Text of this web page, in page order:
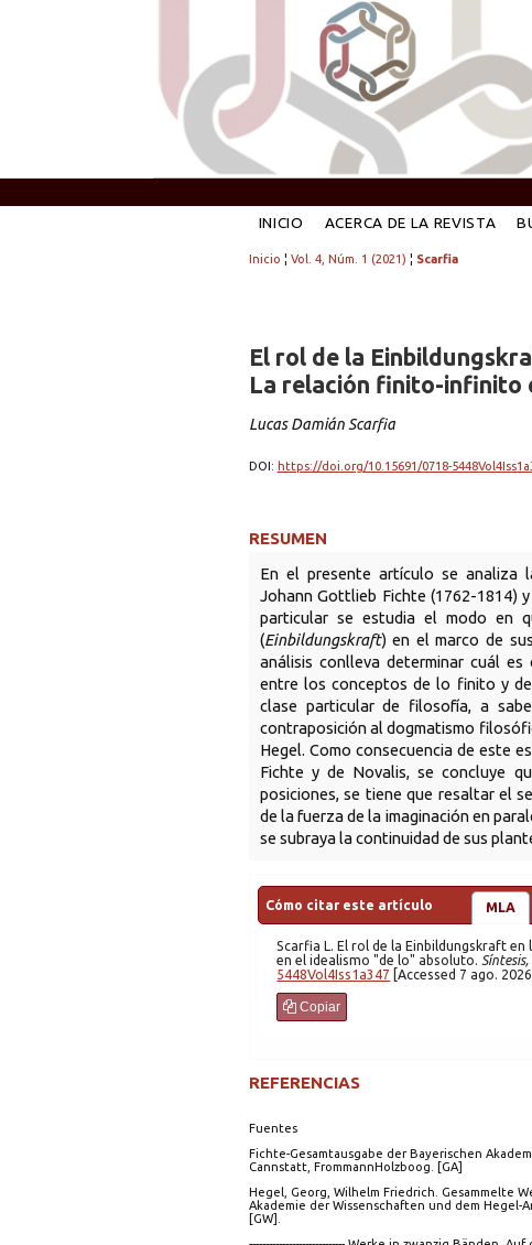
INICIO ACERCA DE LA REVISTA
Inicio ¦ Vol. 4, Núm. 1 (2021) ¦ Scarfia
El rol de la
La relación finito-infinito
Lucas Damián Scarfia
DOI: https://doi.org/10.15691/0718-
RESUMEN
En el presente artículo se
Johann Gottlieb Fichte (1762-1814)
particular se estudia el modo en
(Einbildungskraft) en el marco de
análisis conlleva determinar cuál
entre los conceptos de lo finito y
clase particular de filosofía, a
contraposición al dogmatismo
Hegel. Como consecuencia de este
Fichte y de Novalis, se concluye
posiciones, se tiene que resaltar el
de la fuerza de la imaginación en
se subraya la continuidad de sus
Cómo citar este artículo MLA
Scarfia L. El rol de la Einbildungskraft en la filosofía de Fichte y de Novalis. La relación finito-infinito
en el idealismo "de lo" absoluto.
5448Vol4Iss1a347
[Accessed 7 ago. 2026].
Copiar
REFERENCIAS
Fuentes
Fichte-Gesamtausgabe der Bayerischen
Cannstatt, FrommannHolzboog. [GA]
Hegel, Georg, Wilhelm Friedrich. Gesammelte
Akademie der Wissenschaften und dem Hegel-
[GW].